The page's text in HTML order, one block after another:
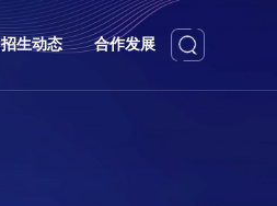
招生动态 合作发展